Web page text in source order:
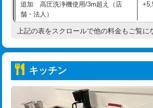
持込商品取付（浄水器・分岐水栓）
持込商品取付（温水洗浄便座）
持込商品取付（普通便座⇔温水洗浄便
給水管工事※（ホール加工)
給水管工事※（バンド止め)
追加 高圧洗浄機使用/3m超え（店
舗・法人）
高度高圧洗浄換 現
トーラー機使用/3mまで
追加トーラー機使用/3m超え
上記の表をスクロールで他の料金もご覧に
キッチン